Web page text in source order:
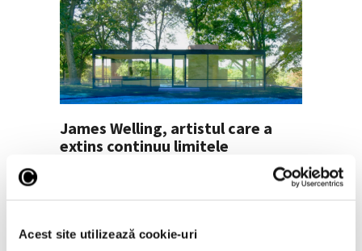
Acest site utilizează cookie-uri
James Welling, artistul care a
extins continuu limitele